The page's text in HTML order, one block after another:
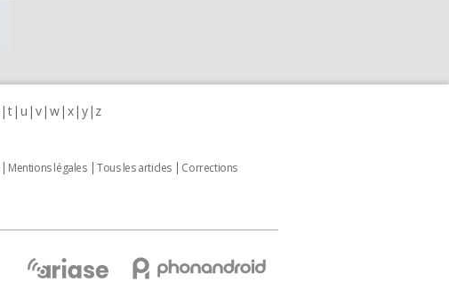
t u v w x y z
Mentions légales Tous les articles
Corrections